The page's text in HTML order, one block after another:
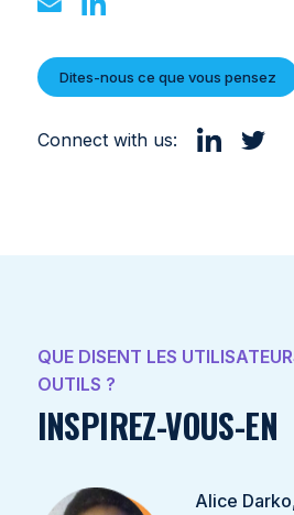
Dites-nous ce que vous pensez
Connect with us:
QUE DISENT LES
OUTILS ?
INSPIREZ-VOUS-EN
Alice